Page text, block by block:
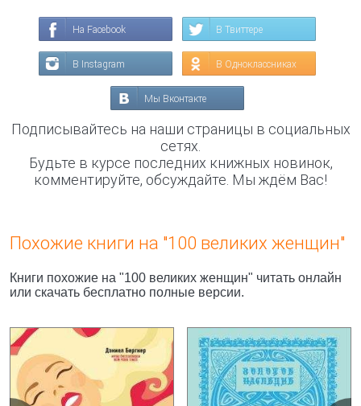
На Facebook В Твиттере
В Instagram В Одноклассниках
Мы Вконтакте
Подписывайтесь на наши страницы в социальных
сетях.
Будьте в курсе последних книжных новинок,
комментируйте, обсуждайте. Мы ждём Вас!
Похожие книги на "100 великих женщин"
Книги похожие на "100 великих женщин" читать онлайн
или скачать бесплатно полные версии.